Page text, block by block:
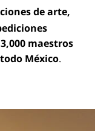
de arte,
maestros
México.